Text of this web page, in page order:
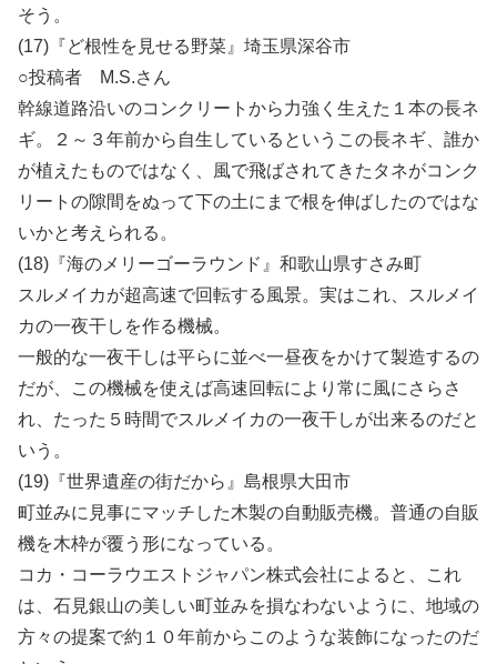
そう。
(17)『ど根性を見せる野菜』埼玉県深谷市
○投稿者 M.S.さん
幹線道路沿いのコンクリートから力強く生えた１本の長ネ
ギ。２～３年前から自生しているというこの長ネギ、誰か
が植えたものではなく、風で飛ばされてきたタネがコンク
リートの隙間をぬって下の土にまで根を伸ばしたのではな
いかと考えられる。
(18)『海のメリーゴーラウンド』和歌山県すさみ町
スルメイカが超高速で回転する風景。実はこれ、スルメイ
カの一夜干しを作る機械。
一般的な一夜干しは平らに並べ一昼夜をかけて製造するの
だが、この機械を使えば高速回転により常に風にさらさ
れ、たった５時間でスルメイカの一夜干しが出来るのだと
いう。
(19)『世界遺産の街だから』島根県大田市
町並みに見事にマッチした木製の自動販売機。普通の自販
機を木枠が覆う形になっている。
コカ・コーラウエストジャパン株式会社によると、これ
は、石見銀山の美しい町並みを損なわないように、地域の
方々の提案で約１０年前からこのような装飾になったのだ